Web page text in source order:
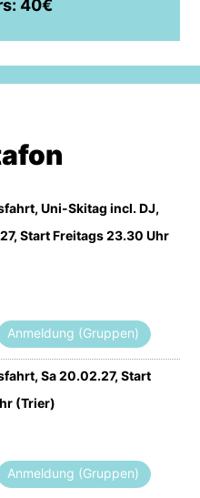
40€
Uni-Skitag incl. DJ,
Start Freitags 23.30 Uhr
Anmeldung (Gruppen)
Sa 20.02.27, Start
(Trier)
Anmeldung (Gruppen)